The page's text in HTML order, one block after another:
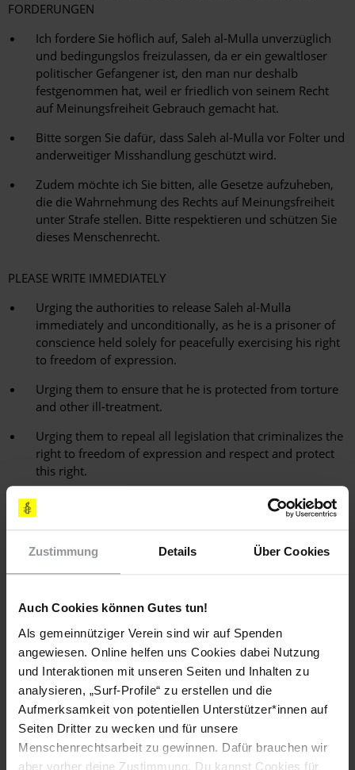
Zustimmung Details Über Cookies
Auch Cookies können Gutes tun!
Als gemeinnütziger Verein sind wir auf Spenden
angewiesen. Online helfen uns Cookies dabei Nutzung
und Interaktionen mit unseren Seiten und Inhalten zu
analysieren, „Surf-Profile“ zu erstellen und die
Aufmerksamkeit von potentiellen Unterstützer*innen auf
Seiten Dritter zu wecken und für unsere
Menschenrechtsarbeit zu gewinnen. Dafür brauchen wir
aber vorher deine Zustimmung. Du kannst Cookies für
FORDERUNGEN
Ich fordere Sie höflich auf, Saleh al-Mulla unverzüglich
und bedingungslos freizulassen, da er ein gewaltloser
politischer Gefangener ist, den man nur deshalb
festgenommen hat, weil er friedlich von seinem Recht
auf Meinungsfreiheit Gebrauch gemacht hat.
Bitte sorgen Sie dafür, dass Saleh al-Mulla vor Folter und
anderweitiger Misshandlung geschützt wird.
Zudem möchte ich Sie bitten, alle Gesetze aufzuheben,
die die Wahrnehmung des Rechts auf Meinungsfreiheit
unter Strafe stellen. Bitte respektieren und schützen Sie
dieses Menschenrecht.
PLEASE WRITE IMMEDIATELY
Urging the authorities to release Saleh al-Mulla
immediately and unconditionally, as he is a prisoner of
conscience held solely for peacefully exercising his right
to freedom of expression.
Urging them to ensure that he is protected from torture
and other ill-treatment.
Urging them to repeal all legislation that criminalizes the
right to freedom of expression and respect and protect
this right.
Sachlage
Januar 2015 kritisierte er auf Twitter den Staatsbesuch des
forderte Saleh al-Mulla den Emir auf, keine weiteren
kuwaitischen Steuergelder für die ägyptische Regierung
aufzuwenden. Daraufhin musste Saleh al-Mulla am 6. Januar
bei der Staatsanwaltschaft vorstellig werden und wurde dort
in Anwesenheit seiner Rechtsbeistände vernommen. Ihm
drohen Anklagen wegen "Beleidigung des Emirs",
"Infragestellen der Autorität des Emirs" und "Vornahme einer
feindseligen Handlung gegen einen Bruderstaat durch